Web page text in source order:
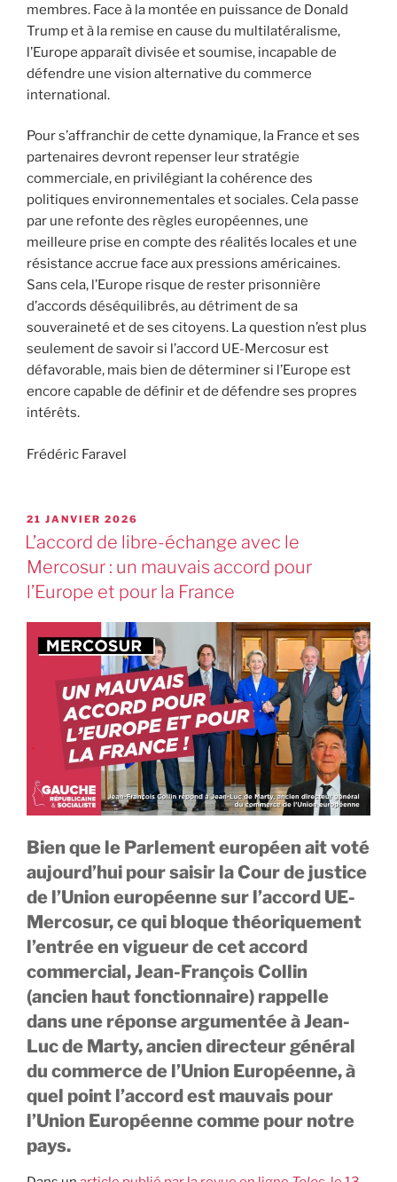
membres. Face à la montée en puissance de Donald
Trump et à la remise en cause du multilatéralisme,
l’Europe apparaît divisée et soumise, incapable de
défendre une vision alternative du commerce
international.
Pour s’affranchir de cette dynamique, la France et ses
partenaires devront repenser leur stratégie
commerciale, en privilégiant la cohérence des
politiques environnementales et sociales. Cela passe
par une refonte des règles européennes, une
meilleure prise en compte des réalités locales et une
résistance accrue face aux pressions américaines.
Sans cela, l’Europe risque de rester prisonnière
d’accords déséquilibrés, au détriment de sa
souveraineté et de ses citoyens. La question n’est plus
seulement de savoir si l’accord UE-Mercosur est
défavorable, mais bien de déterminer si l’Europe est
encore capable de définir et de défendre ses propres
intérêts.
Frédéric Faravel
21 JANVIER 2026
L’accord de libre-échange avec le
Mercosur : un mauvais accord pour
l’Europe et pour la France
Bien que le Parlement européen ait voté
aujourd’hui pour saisir la Cour de justice
de l’Union européenne sur l’accord UE-
Mercosur, ce qui bloque théoriquement
l’entrée en vigueur de cet accord
commercial, Jean-François Collin
(ancien haut fonctionnaire) rappelle
dans une réponse argumentée à Jean-
Luc de Marty, ancien directeur général
du commerce de l’Union Européenne, à
quel point l’accord est mauvais pour
l’Union Européenne comme pour notre
pays.